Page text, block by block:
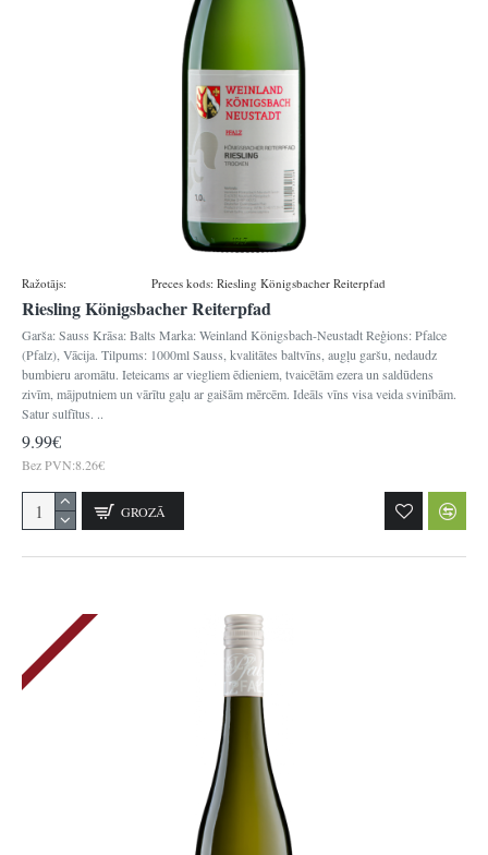
Ražotājs: Preces kods: Riesling Königsbacher Reiterpfad
Riesling Königsbacher Reiterpfad
Garša: Sauss Krāsa: Balts Marka: Weinland Königsbach-Neustadt Reģions: Pfalce
(Pfalz), Vācija. Tilpums: 1000ml Sauss, kvalitātes baltvīns, augļu garšu, nedaudz
bumbieru aromātu. Ieteicams ar viegliem ēdieniem, tvaicētām ezera un saldūdens
zivīm, mājputniem un vārītu gaļu ar gaišām mērcēm. Ideāls vīns visa veida svinībām.
Satur sulfītus. ..
9.99€
Bez PVN:8.26€
GROZĀ